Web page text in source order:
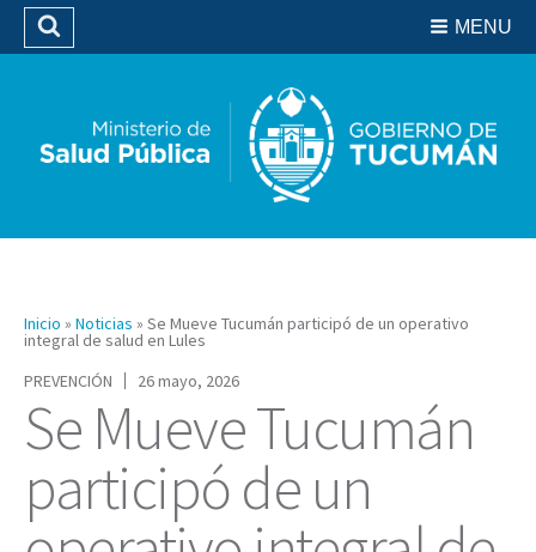
Biblioteca
MENU
Buscar
Inicio » Noticias » Se Mueve Tucumán participó de un operativo
integral de salud en Lules
PREVENCIÓN
26 mayo, 2026
Se Mueve Tucumán
participó de un